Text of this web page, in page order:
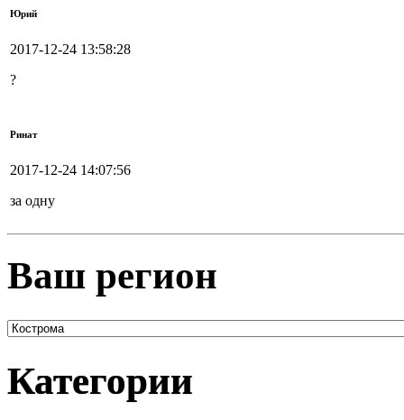
Юрий
2017-12-24 13:58:28
?
Ринат
2017-12-24 14:07:56
за одну
Ваш регион
Категории